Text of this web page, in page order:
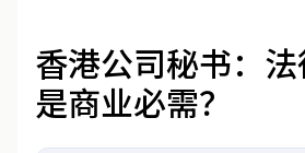
香港公司秘书：
是商业必需？